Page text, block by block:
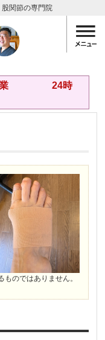
関節の専門院
も営業 24時
のではありません。